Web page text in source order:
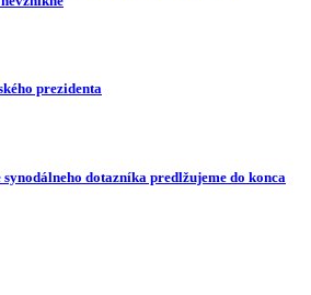
prezidenta
dotazníka predlžujeme do konca